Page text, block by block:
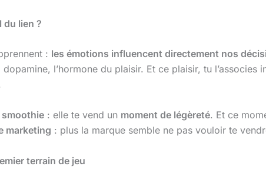
du lien ?
: les émotions influencent directement nos
l’hormone du plaisir. Et ce plaisir, tu l’associes
smoothie : elle te vend un moment de légèreté. Et ce
marketing : plus la marque semble ne pas vouloir te
terrain de jeu